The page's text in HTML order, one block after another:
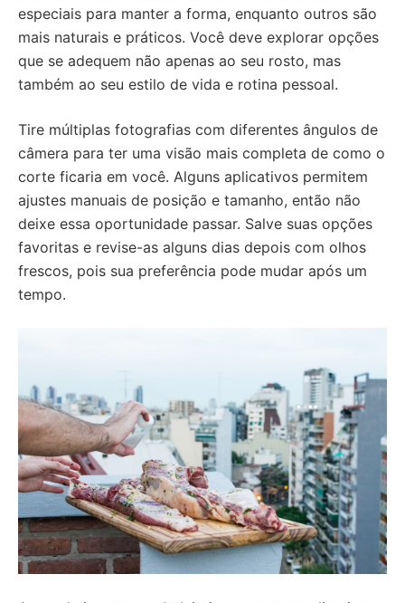
especiais para manter a forma, enquanto outros são
mais naturais e práticos. Você deve explorar opções
que se adequem não apenas ao seu rosto, mas
também ao seu estilo de vida e rotina pessoal.
Tire múltiplas fotografias com diferentes ângulos de
câmera para ter uma visão mais completa de como o
corte ficaria em você. Alguns aplicativos permitem
ajustes manuais de posição e tamanho, então não
deixe essa oportunidade passar. Salve suas opções
favoritas e revise-as alguns dias depois com olhos
frescos, pois sua preferência pode mudar após um
tempo.